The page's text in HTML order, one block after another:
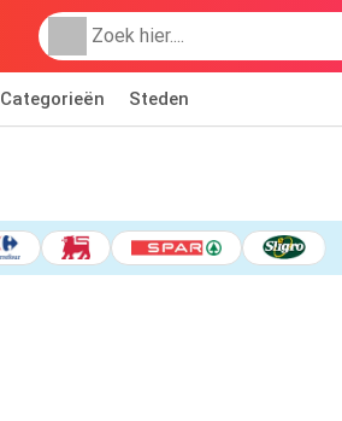
Categorieën Steden